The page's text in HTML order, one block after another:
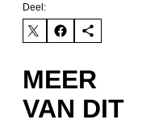
Deel:
MEER
VAN DIT